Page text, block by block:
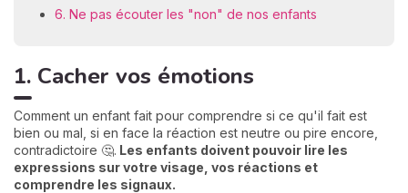
6. Ne pas écouter les "non" de nos enfants
1. Cacher vos émotions
Comment un enfant fait pour comprendre si ce qu'il fait est
bien ou mal, si en face la réaction est neutre ou pire encore,
contradictoire 🤔. Les enfants doivent pouvoir lire les
expressions sur votre visage, vos réactions et
comprendre les signaux.